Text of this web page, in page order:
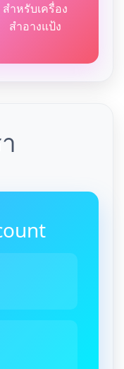
สำหรับเครื่อง
สำอางแป้ง